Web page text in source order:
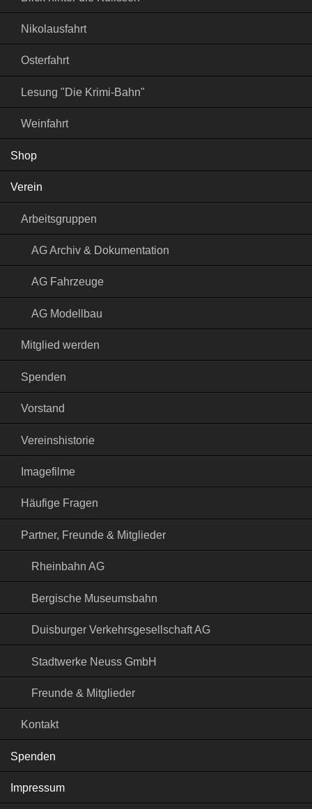
Nikolausfahrt
Osterfahrt
Lesung "Die Krimi-Bahn"
Weinfahrt
Shop
Verein
Arbeitsgruppen
AG Archiv & Dokumentation
AG Fahrzeuge
AG Modellbau
Mitglied werden
Spenden
Vorstand
Vereinshistorie
Imagefilme
Häufige Fragen
Partner, Freunde & Mitglieder
Rheinbahn AG
Bergische Museumsbahn
Duisburger Verkehrsgesellschaft AG
Stadtwerke Neuss GmbH
Freunde & Mitglieder
Kontakt
Spenden
Impressum